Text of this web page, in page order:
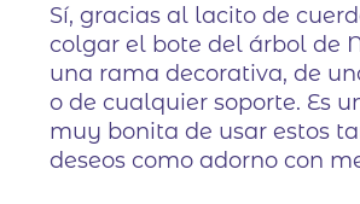
Sí, gracias al lacito de
colgar el bote del árbol de
una rama decorativa, de
o de cualquier soporte. Es
muy bonita de usar estos
deseos como adorno con